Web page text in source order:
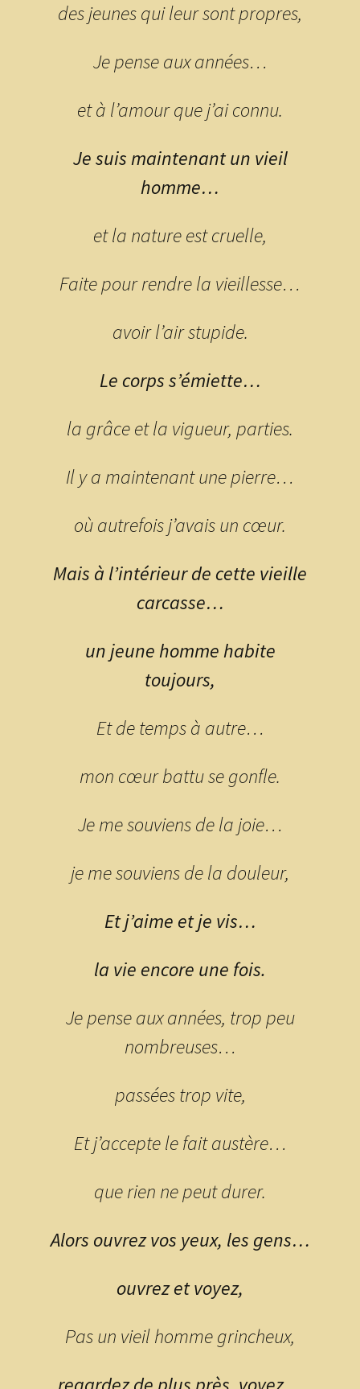
des jeunes qui leur sont propres,
Je pense aux années…
et à l’amour que j’ai connu.
Je suis maintenant un vieil
homme…
et la nature est cruelle,
Faite pour rendre la vieillesse…
avoir l’air stupide.
Le corps s’émiette…
la grâce et la vigueur, parties.
Il y a maintenant une pierre…
où autrefois j’avais un cœur.
Mais à l’intérieur de cette vieille
carcasse…
un jeune homme habite
toujours,
Et de temps à autre…
mon cœur battu se gonfle.
Je me souviens de la joie…
je me souviens de la douleur,
Et j’aime et je vis…
la vie encore une fois.
Je pense aux années, trop peu
nombreuses…
passées trop vite,
Et j’accepte le fait austère…
que rien ne peut durer.
Alors ouvrez vos yeux, les gens…
ouvrez et voyez,
Pas un vieil homme grincheux,